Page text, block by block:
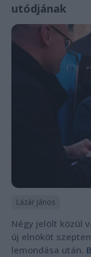
utódjának
Lázár János
Négy jelölt közül
új elnököt
lemondása után.